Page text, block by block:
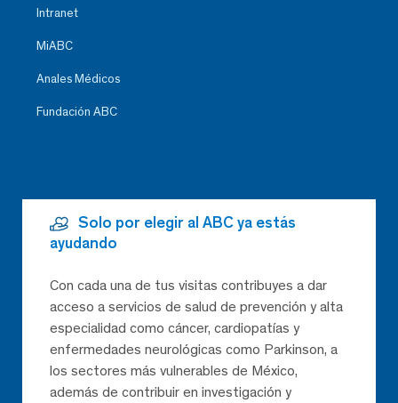
Intranet
MiABC
Anales Médicos
Fundación ABC
Solo por elegir al ABC ya estás
ayudando
Con cada una de tus visitas contribuyes a dar
acceso a servicios de salud de prevención y alta
especialidad como cáncer, cardiopatías y
enfermedades neurológicas como Parkinson, a
los sectores más vulnerables de México,
además de contribuir en investigación y